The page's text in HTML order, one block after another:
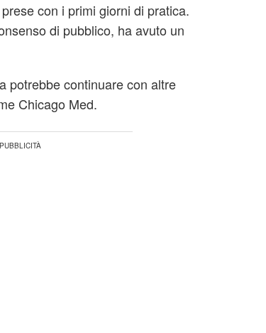
con i primi giorni di pratica.
di pubblico, ha avuto un
potrebbe continuare con altre
Chicago Med.